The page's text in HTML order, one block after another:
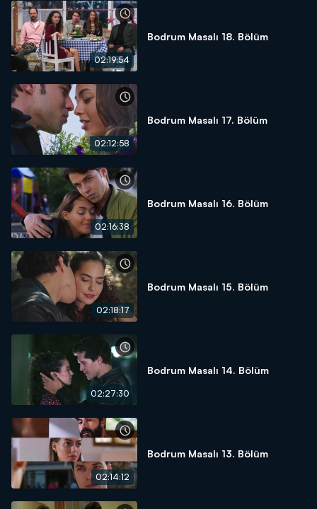
02:19:54
Bodrum Masalı 18. Bölüm
02:12:58
Bodrum Masalı 17. Bölüm
02:16:38
Bodrum Masalı 16. Bölüm
02:18:17
Bodrum Masalı 15. Bölüm
02:27:30
Bodrum Masalı 14. Bölüm
02:14:12
Bodrum Masalı 13. Bölüm